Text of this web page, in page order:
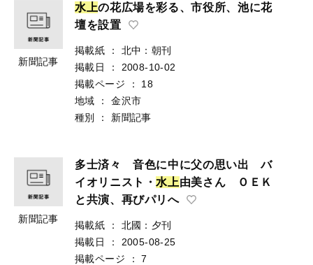
新聞記事
水 上の花広場を彩る、市役所、池に花
壇を設置
掲載紙 ：
北中：朝刊
掲載日
：
2008-10-02
掲載ページ
：
18
地域
：
金沢市
種別
： 新聞記事
新聞記事
多士済々 音色に中に父の思い出 バ
イオリニスト・ 水 上由美さん ＯＥＫ
と共演、再びパリへ
掲載紙 ：
北國：夕刊
掲載日
：
2005-08-25
掲載ページ
：
7